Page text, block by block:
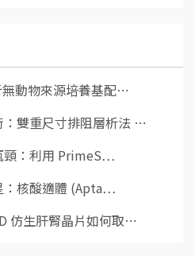
動物來源培養基配⋯
：雙重尺寸排阻層析法 ⋯
：利用 PrimeS⋯
核酸適體 (Apta⋯
仿生肝腎晶片如何取⋯